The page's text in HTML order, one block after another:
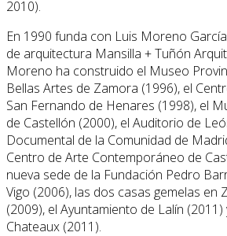
2010).
En 1990 funda con Luis Moreno
de arquitectura Mansilla + Tuñón
Moreno ha construido el Museo
Bellas Artes de Zamora (1996), el
San Fernando de Henares (1998), el
de Castellón (2000), el Auditorio de
Documental de la Comunidad de
Centro de Arte Contemporáneo de
nueva sede de la Fundación Pedro
Vigo (2006), las dos casas gemelas en
(2009), el Ayuntamiento de Lalín
Chateaux (2011).